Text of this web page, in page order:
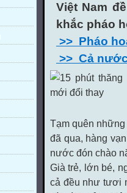
Việt Nam
khắc pháo
>> Pháo
>> Cả
Tạm quên
đã qua, hàng
nước đón chào
Già trẻ, lớn bé,
cả đều như tươi